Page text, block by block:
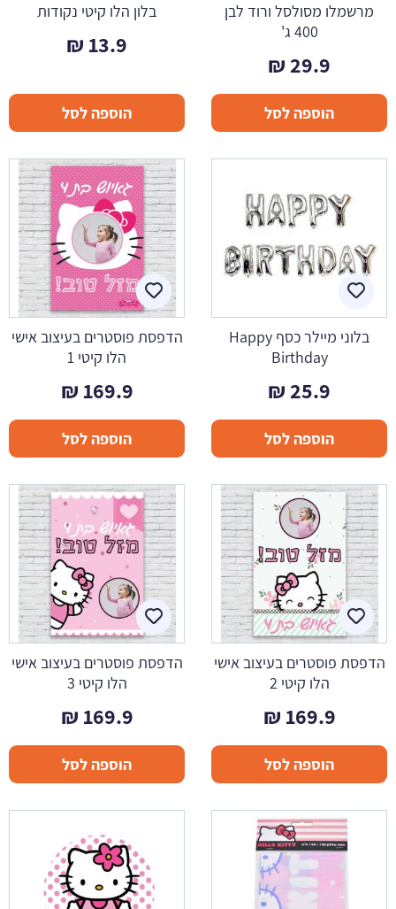
מרשמלו מסולסל ורוד לבן
400 ג'
29.9
₪
הוספה לסל
בלון הלו קיטי נקודות
13.9
₪
הוספה לסל
בלוני מיילר כסף Happy
Birthday
25.9
₪
הוספה לסל
הדפסת פוסטרים בעיצוב אישי
הלו קיטי 1
169.9
₪
הוספה לסל
הדפסת פוסטרים בעיצוב אישי
הלו קיטי 2
169.9
₪
הוספה לסל
הדפסת פוסטרים בעיצוב אישי
הלו קיטי 3
169.9
₪
הוספה לסל